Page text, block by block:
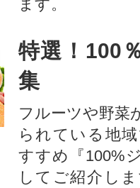
ます。​
特選！100
集
フルーツや野菜
られている地
すすめ『100%
してご紹介し